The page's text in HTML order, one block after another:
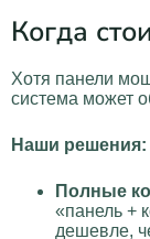
Когда
Хотя панели
система может
Наши решения:
Полные
«панель +
дешевле,